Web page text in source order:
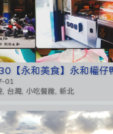
【永和美食】永和權仔
01
, 台灣, 小吃餐館, 新北